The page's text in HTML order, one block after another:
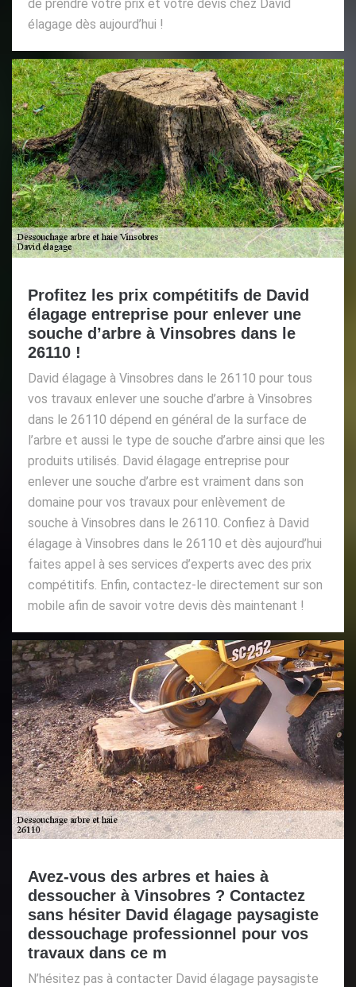
de prendre votre prix et votre devis chez David
élagage dès aujourd’hui !
Profitez les prix compétitifs de David
élagage entreprise pour enlever une
souche d’arbre à Vinsobres dans le
26110 !
David élagage à Vinsobres dans le 26110 pour tous
vos travaux enlever une souche d’arbre à Vinsobres
dans le 26110 dépend en général de la surface de
l’arbre et aussi le type de souche d’arbre ainsi que les
produits utilisés. David élagage entreprise pour
enlever une souche d’arbre est vraiment dans son
domaine pour vos travaux pour enlèvement de
souche à Vinsobres dans le 26110. Confiez à David
élagage à Vinsobres dans le 26110 et dès aujourd’hui
faites appel à ses services d’experts avec des prix
compétitifs. Enfin, contactez-le directement sur son
mobile afin de savoir votre devis dès maintenant !
Avez-vous des arbres et haies à
dessoucher à Vinsobres ? Contactez
sans hésiter David élagage paysagiste
dessouchage professionnel pour vos
travaux dans ce m
N’hésitez pas à contacter David élagage paysagiste